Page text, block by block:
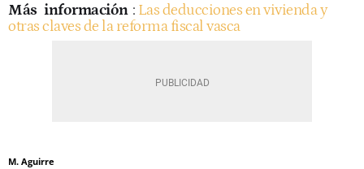
Más información : Las deducciones en vivienda y
otras claves de la reforma fiscal vasca
M. Aguirre